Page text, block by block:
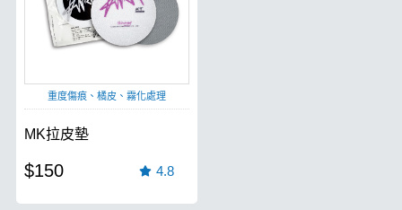
重度傷痕、橘皮、霧化處理
MK拉皮墊
$150 4.8